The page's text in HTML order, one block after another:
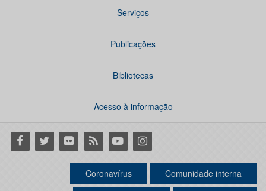
Serviços
Publicações
Bibliotecas
Acesso à informação
Facebook
Twitter Flickr RSS YoutubeInstagram
Coronavírus Comunidade interna